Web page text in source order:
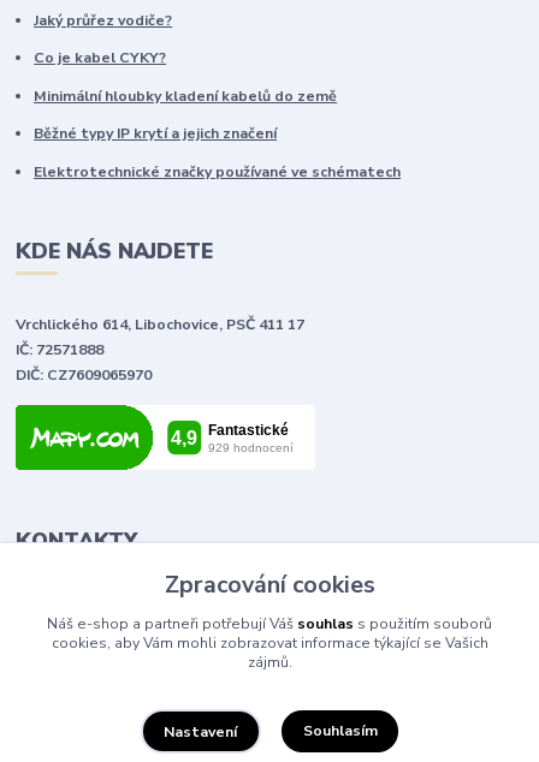
Jaký průřez vodiče?
Co je kabel CYKY?
Minimální hloubky kladení kabelů do země
Běžné typy IP krytí a jejich značení
Elektrotechnické značky používané ve schématech
KDE NÁS NAJDETE
Vrchlického 614, Libochovice, PSČ 411 17
IČ: 72571888
DIČ: CZ7609065970
KONTAKTY
Tomáš Vlček
+420 702 090 443
volejte od 9,00 - 20,00 hod
info@elektromaterial.cz
Zpracování cookies
Náš e-shop a partneři potřebují Váš souhlas s použitím souborů
cookies, aby Vám mohli zobrazovat informace týkající se Vašich
zájmů.
Nastavení Souhlasím